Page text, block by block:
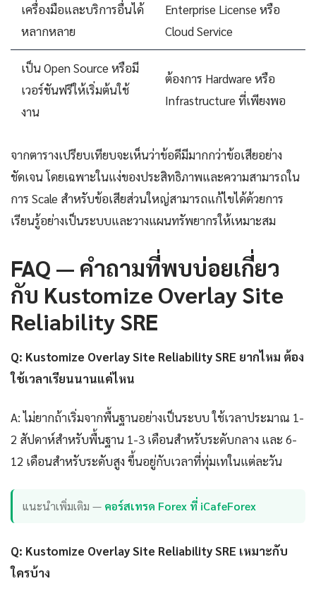
เครื่องมือและบริการอื่นได้
หลากหลาย
Enterprise License หรือ
Cloud Service
เป็น Open Source หรือมี
เวอร์ชันฟรีให้เริ่มต้นใช้
งาน
ต้องการ Hardware หรือ
Infrastructure ที่เพียงพอ
จากตารางเปรียบเทียบจะเห็นว่าข้อดีมีมากกว่าข้อเสียอย่าง
ชัดเจน โดยเฉพาะในแง่ของประสิทธิภาพและความสามารถใน
การ Scale สำหรับข้อเสียส่วนใหญ่สามารถแก้ไขได้ด้วยการ
เรียนรู้อย่างเป็นระบบและวางแผนทรัพยากรให้เหมาะสม
FAQ — คำถามที่พบบ่อยเกี่ยว
กับ Kustomize Overlay Site
Reliability SRE
Q: Kustomize Overlay Site Reliability SRE ยากไหม ต้อง
ใช้เวลาเรียนนานแค่ไหน
A: ไม่ยากถ้าเริ่มจากพื้นฐานอย่างเป็นระบบ ใช้เวลาประมาณ 1-
2 สัปดาห์สำหรับพื้นฐาน 1-3 เดือนสำหรับระดับกลาง และ 6-
12 เดือนสำหรับระดับสูง ขึ้นอยู่กับเวลาที่ทุ่มเทในแต่ละวัน
แนะนำเพิ่มเติม — คอร์สเทรด Forex ที่ iCafeForex
Q: Kustomize Overlay Site Reliability SRE เหมาะกับ
ใครบ้าง